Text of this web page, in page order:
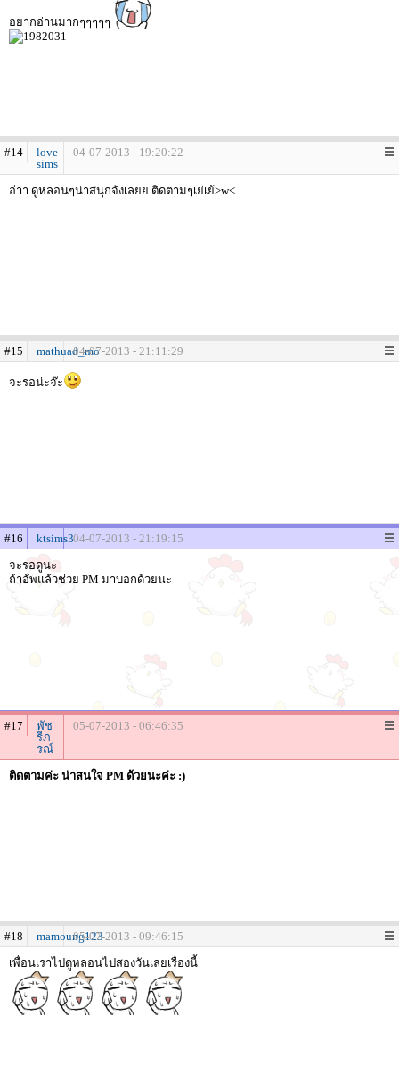
อยากอ่านมากๆๆๆๆๆ
#14
love
sims
04-07-2013 - 19:20:22
อ๋าา ดูหลอนๆน่าสนุกจังเลยย ติดตามๆเย่เย้>w<
#15 mathuad_mo04-07-2013 - 21:11:29
จะรอน่ะจ๊ะ
#16 ktsims304-07-2013 - 21:19:15
จะรอดูนะ
ถ้าอัพแล้วช่วย PM มาบอกด้วยนะ
#17
พัช
รีภ
รณ์
05-07-2013 - 06:46:35
ติดตามค่ะ น่าสนใจ PM ด้วยนะค่ะ :)
#18 mamoung12305-07-2013 - 09:46:15
เพื่อนเราไปดูหลอนไปสองวันเลยเรื่องนี้